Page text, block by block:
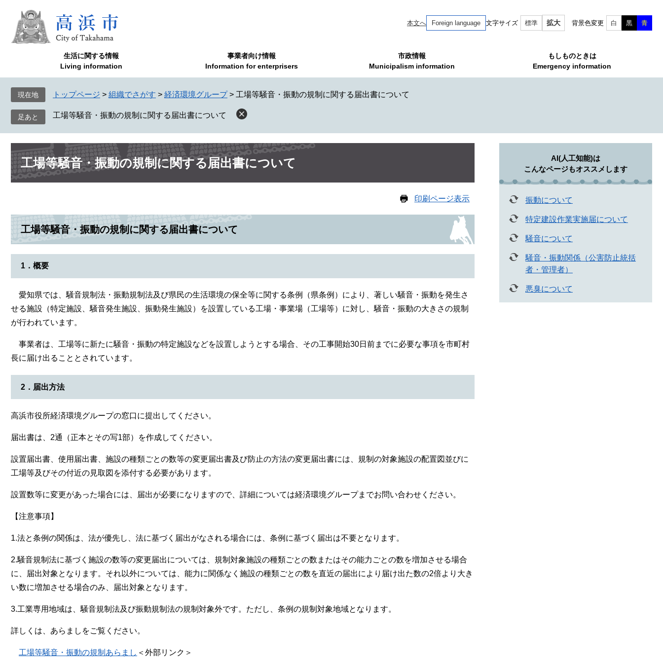
で
ば
へ
本文へ Foreign language 文字サイズ 標準 拡大 背景色変更 白 黒 青
生活に関する情報
Living information
事業者向け情報
Information for enterprisers
市政情報
Municipalism information
もしものときは
Emergency information
現在地 トップページ > 組織でさがす > 経済環境グループ > 工場等騒音・振動の規制に関する届出書について
工場等騒音・振動の規制に関する届出書について
本
文 工場等騒音・振動の規制に関する届出書について
印刷ページ表示
工場等騒音・振動の規制に関する届出書について
1．概要
愛知県では、騒音規制法・振動規制法及び県民の生活環境の保全等に関する条例（県条例）により、著しい騒音・振動を発生さ
せる施設（特定施設、騒音発生施設、振動発生施設）を設置している工場・事業場（工場等）に対し、騒音・振動の大きさの規制
が行われています。
事業者は、工場等に新たに騒音・振動の特定施設などを設置しようとする場合、その工事開始30日前までに必要な事項を市町村
長に届け出ることとされています。
2．届出方法
高浜市役所経済環境グループの窓口に提出してください。
届出書は、2通（正本とその写1部）を作成してください。
設置届出書、使用届出書、施設の種類ごとの数等の変更届出書及び防止の方法の変更届出書には、規制の対象施設の配置図並びに
工場等及びその付近の見取図を添付する必要があります。
設置数等に変更があった場合には、届出が必要になりますので、詳細については経済環境グループまでお問い合わせください。
【注意事項】
1.法と条例の関係は、法が優先し、法に基づく届出がなされる場合には、条例に基づく届出は不要となります。
2.騒音規制法に基づく施設の数等の変更届出については、規制対象施設の種類ごとの数またはその能力ごとの数を増加させる場合
に、届出対象となります。それ以外については、能力に関係なく施設の種類ごとの数を直近の届出により届け出た数の2倍より大き
い数に増加させる場合のみ、届出対象となります。
3.工業専用地域は、騒音規制法及び振動規制法の規制対象外です。ただし、条例の規制対象地域となります。
詳しくは、あらましをご覧ください。
工場等騒音・振動の規制あらまし ＜外部リンク＞
AI(人工知能)は
こんなページもオススメします
振動について
特定建設作業実施届について
騒音について
騒音・振動関係（公害防止統括
者・管理者）
悪臭について